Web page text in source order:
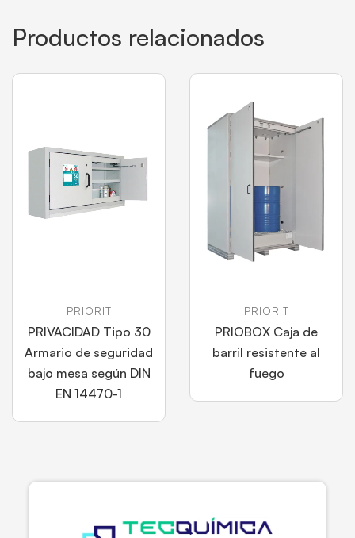
Productos relacionados
PRIORIT
PRIVACIDAD Tipo 30
Armario de seguridad
bajo mesa según DIN
EN 14470-1
PRIORIT
PRIOBOX Caja de
barril resistente al
fuego